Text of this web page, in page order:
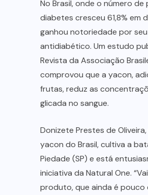
No Brasil, onde o número de
diabetes cresceu 61,8% em
ganhou notoriedade por
antidiabético. Um estudo
Revista da Associação
comprovou que a yacon,
frutas, reduz as
glicada no sangue.
Donizete Prestes de
yacon do Brasil, cultiva a
Piedade (SP) e está
iniciativa da Natural One.
produto, que ainda é